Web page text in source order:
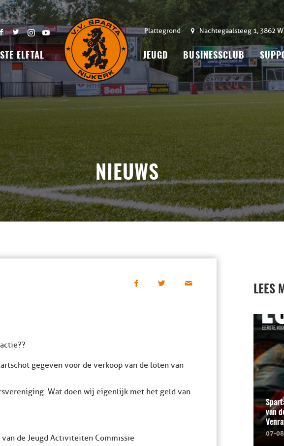
Plattegrond Nachtegaalsteeg 1, 3862
ELFTAL JEUGD BUSINESSCLUB
NIEUWS
gegeven voor de verkoop van de loten van
Wat doen wij eigenlijk met het geld van
de Jeugd Activiteiten Commissie
LEES
van
07-